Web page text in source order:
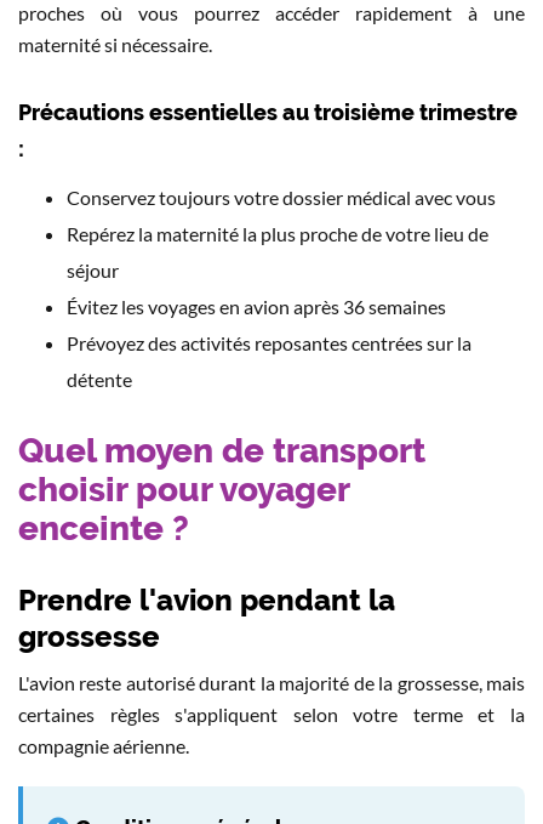
proches où vous pourrez accéder rapidement à une
maternité si nécessaire.
Précautions essentielles au troisième trimestre
:
Conservez toujours votre dossier médical avec vous
Repérez la maternité la plus proche de votre lieu de
séjour
Évitez les voyages en avion après 36 semaines
Prévoyez des activités reposantes centrées sur la
détente
Quel moyen de transport
choisir pour voyager
enceinte ?
Prendre l'avion pendant la
grossesse
L'avion reste autorisé durant la majorité de la grossesse, mais
certaines règles s'appliquent selon votre terme et la
compagnie aérienne.